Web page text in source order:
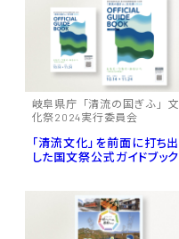
岐阜県庁「清流の国ぎふ」文
化祭2024実行委員会
「清流文化」を前面に打ち出
した国文祭公式ガイドブック